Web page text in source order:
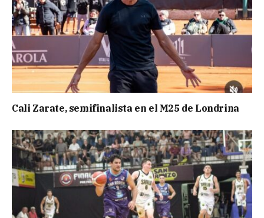
Cali Zarate, semifinalista en el M25 de Londrina